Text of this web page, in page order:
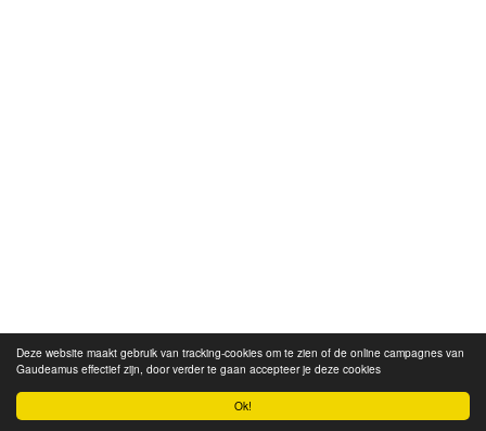
Ok!
Deze website maakt gebruik van tracking-cookies om te zien of de online campagnes van
Gaudeamus effectief zijn, door verder te gaan accepteer je deze cookies